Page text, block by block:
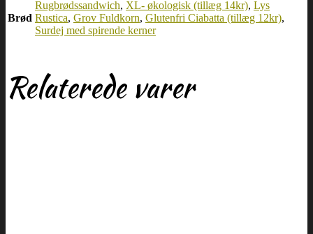
Brød
Rugbrødssandwich, XL- økologisk (tillæg 14kr), Lys
Rustica, Grov Fuldkorn, Glutenfri Ciabatta (tillæg 12kr),
Surdej med spirende kerner
Relaterede varer